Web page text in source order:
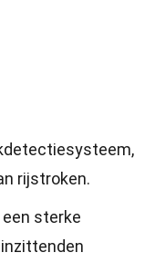
rijstroken.
sterke